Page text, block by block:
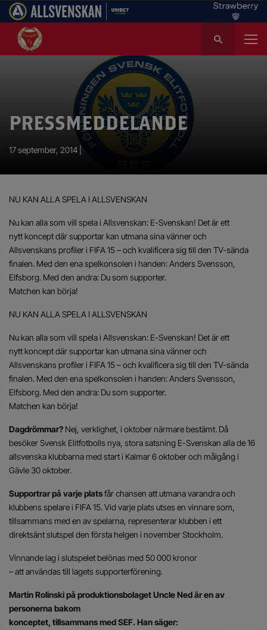
k
PRESSMEDDELANDE
17 september, 2014 |
NU KAN ALLA SPELA I ALLSVENSKAN
Nu kan alla som vill spela i Allsvenskan: E-Svenskan! Det är ett
nytt koncept där supportar kan utmana sina vänner och
Allsvenskans profiler i FIFA 15 – och kvalificera sig till den TV-sända
finalen. Med den ena spelkonsolen i handen: Anders Svensson,
Elfsborg. Med den andra: Du som supporter.
Matchen kan börja!
NU KAN ALLA SPELA I ALLSVENSKAN
Nu kan alla som vill spela i Allsvenskan: E-Svenskan! Det är ett
nytt koncept där supportar kan utmana sina vänner och
Allsvenskans profiler i FIFA 15 – och kvalificera sig till den TV-sända
finalen. Med den ena spelkonsolen i handen: Anders Svensson,
Elfsborg. Med den andra: Du som supporter.
Matchen kan börja!
Dagdrömmar? Nej, verklighet, i oktober närmare bestämt. Då
besöker Svensk Elitfotbolls nya, stora satsning E-Svenskan alla de 16
allsvenska klubbarna med start i Kalmar 6 oktober och målgång i
Gävle 30 oktober.
Supportrar på varje platsfår chansen att utmana varandra och
klubbens spelare i FIFA 15. Vid varje plats utses en vinnare som,
tillsammans med en av spelarna, representerar klubben i ett
direktsänt slutspel den första helgen i november Stockholm.
Vinnande lag i slutspelet belönas med 50 000 kronor
– att användas till lagets supporterförening.
Martin Rolinski på produktionsbolaget Uncle Ned är en av
personerna bakom
konceptet, tillsammans med SEF. Han säger: